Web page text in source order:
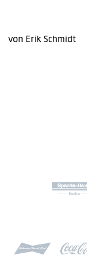
von Erik Schmidt